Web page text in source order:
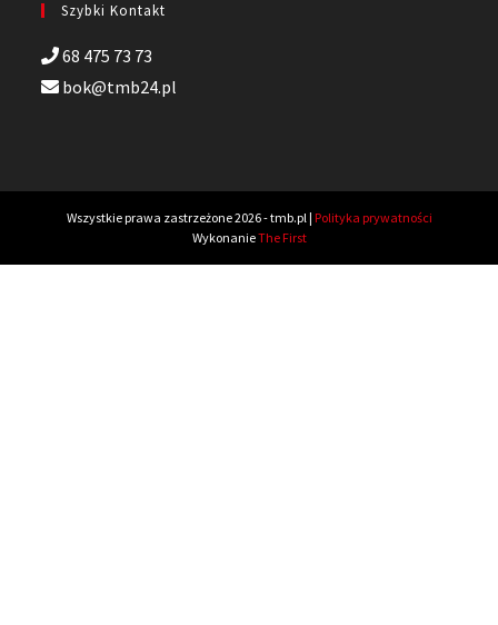
Szybki Kontakt
68 475 73 73
bok@tmb24.pl
Wszystkie prawa zastrzeżone 2026 - tmb.pl | Polityka prywatności
WykonanieThe First